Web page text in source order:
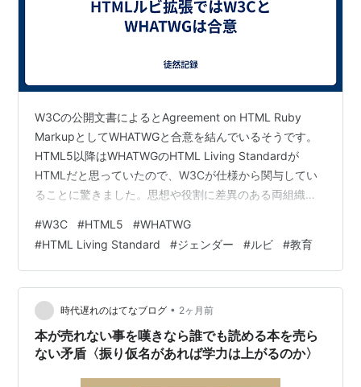
W3Cの公開文書によるとAgreement on HTML Ruby
MarkupとしてWHATWGと合意を結んでいるそうです。
HTML5以降はWHATWGのHTML Living Standardが
HTMLだと思っていたので、W3Cが仕様から関与してい
ることに驚きました。思想や役割に差異のある両組織が
語とルビ ルビは子供の頃に図書室や図書館の本で当たり
前のように触れてきましたが、あくまでも子供向けの図
書でした。有隣堂のYouTubeチャンネル「有隣堂しか知
らない世界」では過去に一般財団法人ルビ財団創設者の
松本大氏との対談「【ふりがなって必要…
#W3C #HTML5 #WHATWG
#HTML Living Standard #ジェンダー #ルビ #教育
時代遅れのはてなブログ • 2ヶ月前
本が売れない事を嘆きなら誰でも読める本を売ら
ない矛盾〈振り仮名があれば学力は上がるのか〉